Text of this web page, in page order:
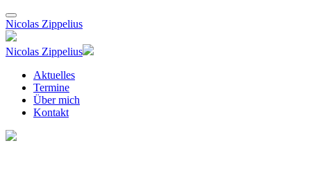
Nicolas Zippelius
Nicolas Zippelius
Aktuelles
Termine
Über mich
Kontakt